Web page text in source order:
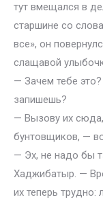
тут вмещался в
старшине со
все», он
слащавой
— Зачем тебе
запишешь?
— Вызову их
бунтовщиков, —
— Эх, не надо бы
Хаджибатыр. —
их теперь трудно: